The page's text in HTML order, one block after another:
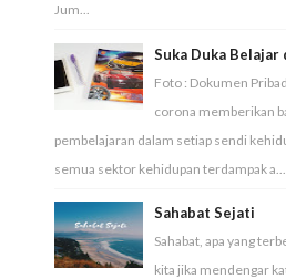
Jum...
Suka Duka Belajar
Foto : Dokumen
corona memberikan
pembelajaran dalam setiap sendi
semua sektor kehidupan terdampak a...
Sahabat Sejati
Sahabat, apa yang
kita jika mendengar